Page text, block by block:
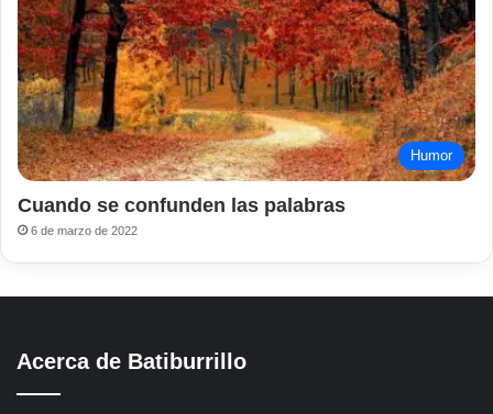
Humor
Cuando se confunden las palabras
6 de marzo de 2022
Acerca de Batiburrillo